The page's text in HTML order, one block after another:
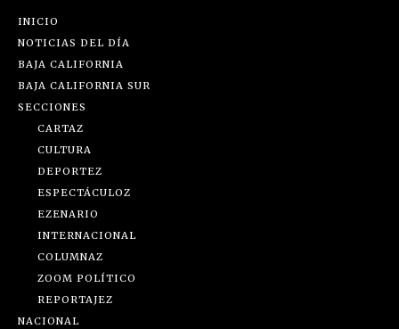
INICIO
NOTICIAS DEL DÍA
BAJA CALIFORNIA
BAJA CALIFORNIA SUR
SECCIONES
CARTAZ
CULTURA
DEPORTEZ
ESPECTÁCULOZ
EZENARIO
INTERNACIONAL
COLUMNAZ
ZOOM POLÍTICO
REPORTAJEZ
NACIONAL